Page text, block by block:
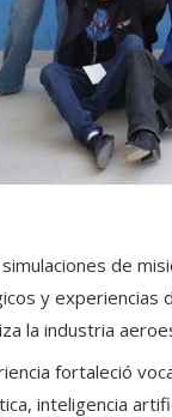
de
y experiencias
la industria
fortaleció
inteligencia